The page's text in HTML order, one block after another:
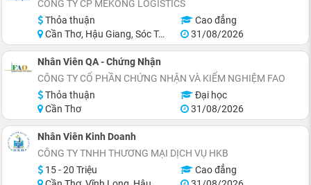
CÔNG TY CP MEKONG LOGISTICS
Thỏa thuận
Cao đẳng
Cần Thơ, Hậu Giang, Sóc Trăng
31/08/2026
Nhân Viên QA - Chứng Nhận
CÔNG TY CỔ PHẦN CHỨNG NHẬN VÀ KIỂM NGHIỆM FAO
Thỏa thuận
Đại học
Cần Thơ
31/08/2026
Nhân Viên Kinh Doanh
CÔNG TY TNHH THƯƠNG MẠI DỊCH VỤ HKB
15 - 20 Triệu
Cao đẳng